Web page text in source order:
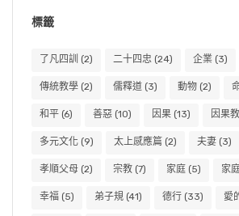
標籤
了凡四訓 (2) 二十四忠 (24) 企業 (3)
傳統教學 (2) 儒釋道 (3) 動物 (2)
和平 (6) 善惡 (10) 因果 (13) 因果
多元文化 (9) 太上感應篇 (2) 夫妻 (3)
孝順父母 (2) 宗教 (7) 家庭 (5) 家
幸福 (5) 弟子規 (41) 德行 (33) 愛